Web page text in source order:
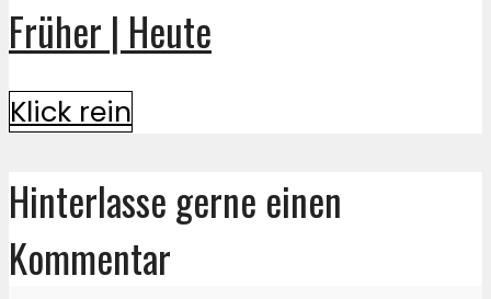
Früher | Heute
Klick rein
Hinterlasse gerne einen
Kommentar